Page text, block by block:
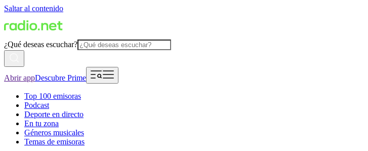
Saltar al contenido
¿Qué deseas escuchar?
Abrir appDescubre Prime
Top 100 emisoras
Podcast
Deporte en directo
En tu zona
Géneros musicales
Temas de emisoras